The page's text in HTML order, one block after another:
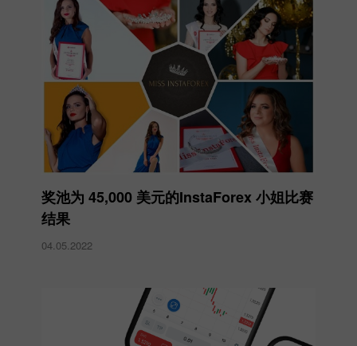
奖池为 45,000 美元的InstaForex 小姐比赛
结果
04.05.2022